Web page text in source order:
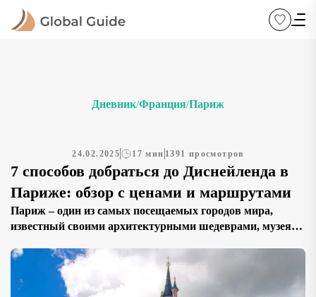
Дневник/Франция/Париж
24.02.2025 17 мин 1391 просмотров
7 способов добраться до Диснейленда в
Париже: обзор с ценами и маршрутами
Париж – один из самых посещаемых городов мира,
известный своими архитектурными шедеврами, музеями
семьи с детьми приезжают сюда не только ради
Эйфелевой башни и Лувра, но и ради сказочного
королевства развлечений — Диснейленда. Этот